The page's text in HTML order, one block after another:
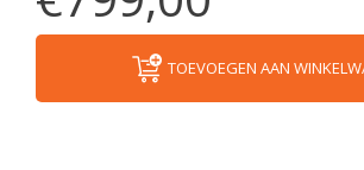
TOEVOEGEN AAN